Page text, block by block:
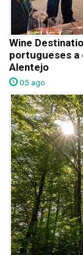
Wine
portugueses a
Alentejo
05 ago